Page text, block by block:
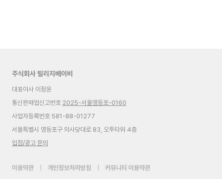
주식회사 빌리지베이비
대표이사 이정윤
통신판매업신고번호 2025-서울영등포-0160
사업자등록번호 581-88-01277
서울특별시 영등포구 의사당대로 83, 오투타워 4층
입점/광고 문의
이용약관 개인정보처리방침 커뮤니티 이용약관